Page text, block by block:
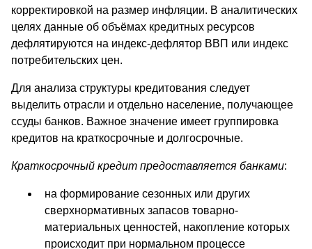
корректировкой на размер инфляции. В аналитических
целях данные об объёмах кредитных ресурсов
дефлятируются на индекс-дефлятор ВВП или индекс
потребительских цен.
Для анализа структуры кредитования следует
выделить отрасли и отдельно население, получающее
ссуды банков. Важное значение имеет группировка
кредитов на краткосрочные и долгосрочные.
Краткосрочный кредит предоставляется банками:
на формирование сезонных или других
сверхнормативных запасов товарно-
материальных ценностей, накопление которых
происходит при нормальном процессе